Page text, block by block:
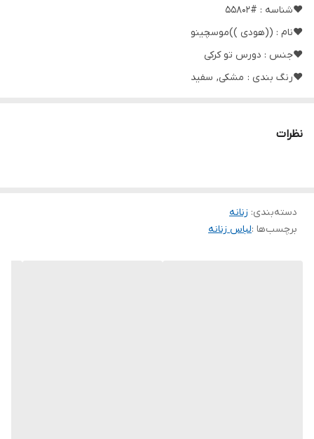
❤️شناسه : #55802
❤️نام : ((هودی ))موسچینو
❤️جنس : دورس تو کرکی
❤️رنگ بندی : مشکی, سفید
🌹قدآستین از سرشانه حدود ۵۶ سانت
نظرات
دسته‌بندی: زنانه
برچسب‌ها :لباس زنانه